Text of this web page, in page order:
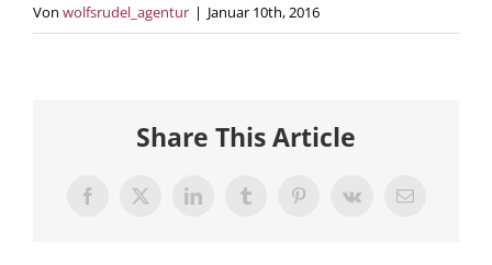
Von wolfsrudel_agentur | Januar 10th, 2016
Share This Article
Facebook
X LinkedInTumblrPinterestVk
E-